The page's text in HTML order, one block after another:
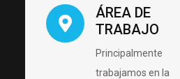
ÁREA DE
TRABAJO
Principalmente
trabajamos en la